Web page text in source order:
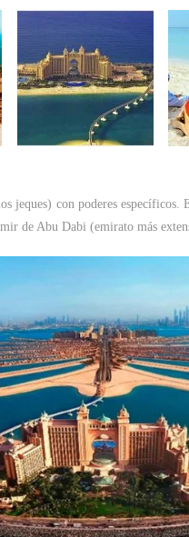
jeques) con poderes
de Abu Dabi (emirato más